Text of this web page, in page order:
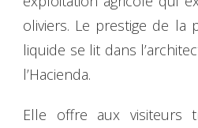
oliviers. Le prestige de
liquide se lit dans
l’Hacienda.
Elle offre aux visiteurs